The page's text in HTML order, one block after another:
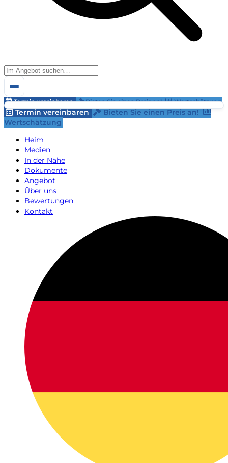
Termin vereinbaren Bieten Sie einen Preis an! Wertschätzung
Termin vereinbaren
Bieten Sie einen Preis an!
Wertschätzung
Heim
Medien
In der Nähe
Dokumente
Angebot
Über uns
Bewertungen
Kontakt